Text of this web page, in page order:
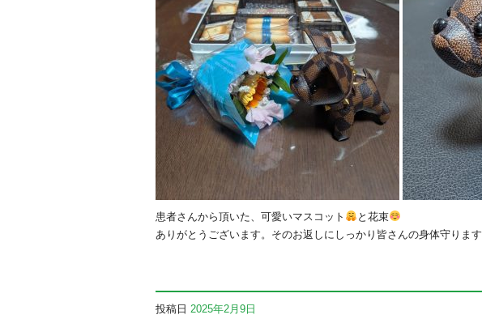
患者さんから頂いた、可愛いマスコット
と花束
ありがとうございます。そのお返しにしっかり皆さんの身体守ります
投稿日 2025年2月9日